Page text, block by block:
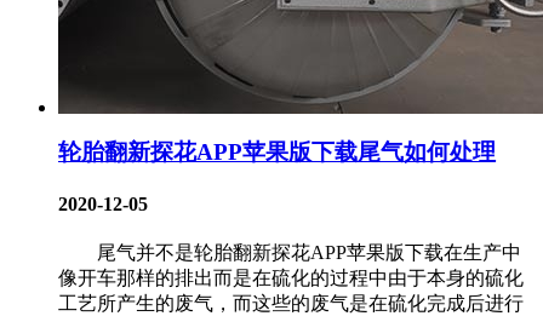
轮胎翻新探花APP苹果版下载尾气如何处理
2020-12-05
尾气并不是轮胎翻新探花APP苹果版下载在生产中
像开车那样的排出而是在硫化的过程中由于本身的硫化
工艺所产生的废气，而这些的废气是在硫化完成后进行